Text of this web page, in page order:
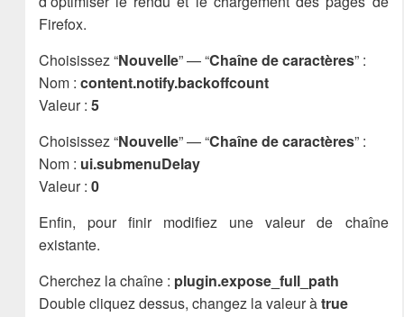
Firefox.
Choisissez “Nouvelle” — “Chaîne de caractères” :
Nom : content.notify.backoffcount
Valeur : 5
Choisissez “Nouvelle” — “Chaîne de caractères” :
Nom : ui.submenuDelay
Valeur : 0
Enfin, pour finir modifiez une valeur de chaîne
existante.
Cherchez la chaîne : plugin.expose_full_path
Double cliquez dessus, changez la valeur àtrue